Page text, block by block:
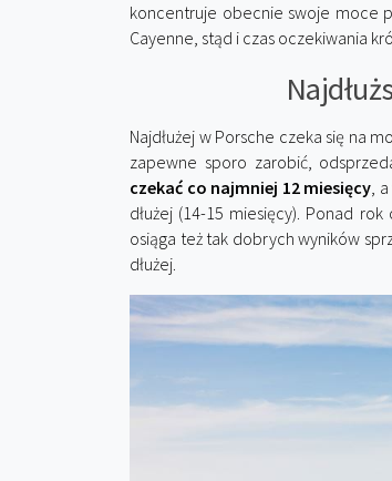
koncentruje obecnie swoje moce
Cayenne, stąd i czas oczekiwania
Najdłużej w Porsche czeka się na
zapewne sporo zarobić,
czekać co najmniej 12 miesięcy,
dłużej (14-15 miesięcy). Ponad
osiąga też tak dobrych wyników
dłużej.